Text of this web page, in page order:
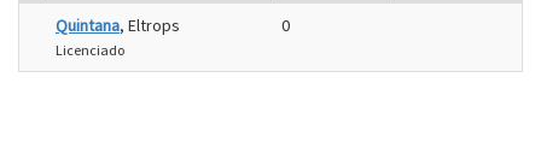
Quintana, Eltrops
Licenciado
0